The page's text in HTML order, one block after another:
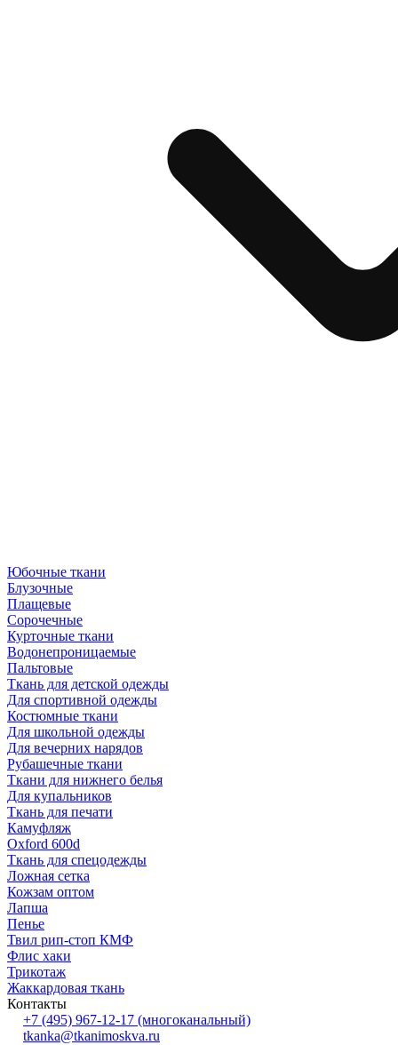
Юбочные ткани
Блузочные
Плащевые
Сорочечные
Курточные ткани
Водонепроницаемые
Пальтовые
Ткань для детской одежды
Для спортивной одежды
Костюмные ткани
Для школьной одежды
Для вечерних нарядов
Рубашечные ткани
Ткани для нижнего белья
Для купальников
Ткань для печати
Камуфляж
Oxford 600d
Ткань для спецодежды
Ложная сетка
Кожзам оптом
Лапша
Пенье
Твил рип-стоп КМФ
Флис хаки
Трикотаж
Жаккардовая ткань
Контакты
+7 (495) 967-12-17 (многоканальный)
tkanka@tkanimoskva.ru